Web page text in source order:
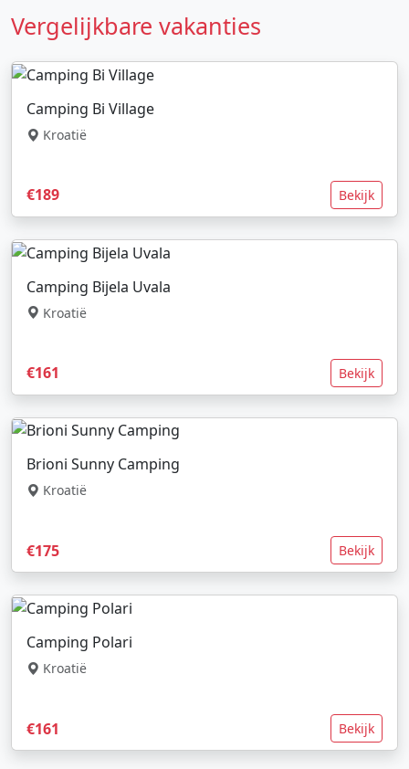
Vergelijkbare vakanties
Camping Bi Village
Kroatië
€189 Bekijk
Camping Bijela Uvala
Kroatië
€161 Bekijk
Brioni Sunny Camping
Kroatië
€175 Bekijk
Camping Polari
Kroatië
€161 Bekijk